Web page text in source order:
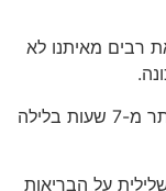
רבים מאיתנו לא
למרות שזה עשוי להיראות כאילו שינה של יותר מ-7 שעות בלילה
על הבריאות